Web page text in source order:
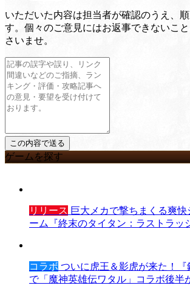
いただいた内容は担当者が確認のうえ、
す。個々のご意見にはお返事できないこ
さいませ。
ゲームを探す
リリース 巨大メカで撃ちまくる爽
ーム『終末のタイタン：ラストラッ
コラボ ついに虎王＆影虎が来た！『
で「魔神英雄伝ワタル」コラボ後半